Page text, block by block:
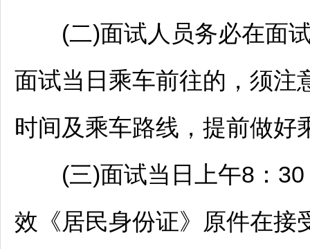
(二)面试人员务必在面试
面试当日乘车前往的，须注
时间及乘车路线，提前做好
(三)面试当日上午8：30
效《居民身份证》原件在接